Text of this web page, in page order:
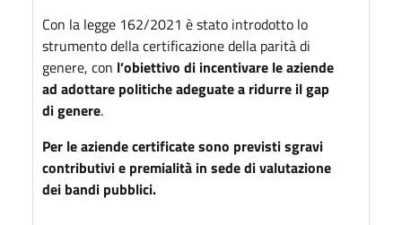
Con la legge 162/2021 è stato introdotto lo
strumento della certificazione della parità di
genere, con l’obiettivo di incentivare le aziende
ad adottare politiche adeguate a ridurre il gap
di genere.
Per le aziende certificate sono previsti sgravi
contributivi e premialità in sede di valutazione
dei bandi pubblici.